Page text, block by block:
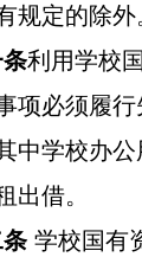
规定的除外
利用学校
项必须履
中学校办
出借。
学校国有